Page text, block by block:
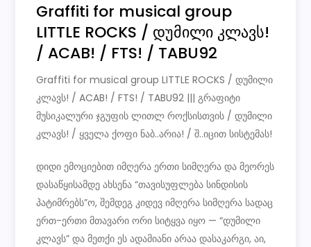
Graffiti for musical group
LITTLE ROCKS / დუმილი კლავს!
/ ACAB! / FTS! / TABU92
Graffiti for musical group LITTLE ROCKS / დუმილი
კლავს! / ACAB! / FTS! / TABU92 ||| გრაფიტი
მუსიკალური ჯგუფის ლითლ როქსისთვის / დუმილი
კლავს! / ყველა ქოფი ნაბ..არია! / შ..იცით სისტემას!
დიდი ემოციებით იმღერა ერთი სიმღერა და მეორეს
დასაწყისამდე ახსენა “თავისუფლება სინდისის
პატიმრებს”ო, შემდეგ კიდევ იმღერა სიმღერა სადაც
ერთ-ერთი მთავარი ორი სიტყვა იყო — “დუმილი
კლავს” და მეთქი ეს ადამიანი არაა დასაკარგი, აი,